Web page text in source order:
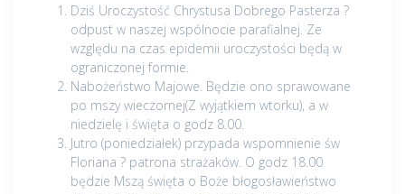
Dziś Uroczystość Chrystusa Dobrego Pasterza ?
odpust w naszej wspólnocie parafialnej. Ze
względu na czas epidemii uroczystości będą w
ograniczonej formie.
Nabożeństwo Majowe. Będzie ono sprawowane
po mszy wieczornej(Z wyjątkiem wtorku), a w
niedzielę i święta o godz 8.00.
Jutro (poniedziałek) przypada wspomnienie św
Floriana ? patrona strażaków. O godz 18.00
będzie Mszą święta o Boże błogosławieństwo